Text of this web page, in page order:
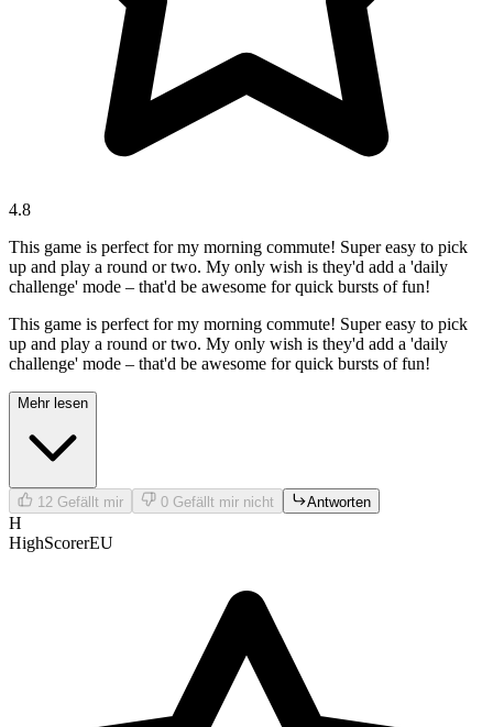
4.8
This game is perfect for my morning commute! Super easy to pick
up and play a round or two. My only wish is they'd add a 'daily
challenge' mode – that'd be awesome for quick bursts of fun!
This game is perfect for my morning commute! Super easy to pick
up and play a round or two. My only wish is they'd add a 'daily
challenge' mode – that'd be awesome for quick bursts of fun!
Mehr lesen
12 Gefällt mir 0 Gefällt mir nicht Antworten
H
HighScorerEU